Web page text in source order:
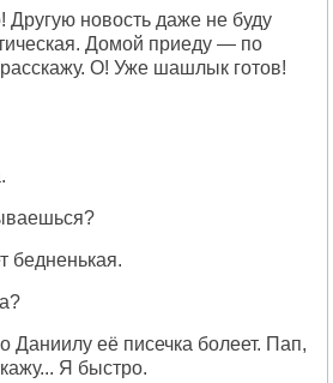
новость даже не буду
Домой приеду — по
О! Уже шашлык готов!
бедненькая.
Даниилу её писечка болеет. Пап,
Я быстро.